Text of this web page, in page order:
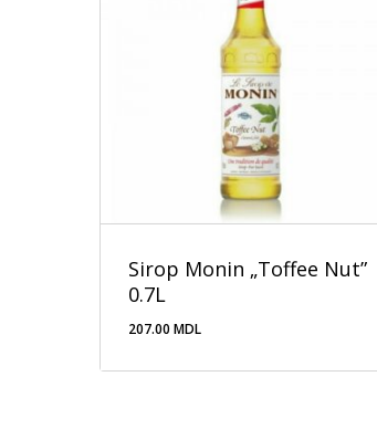
Sirop Monin „Toffee Nut”
0.7L
207.00 MDL